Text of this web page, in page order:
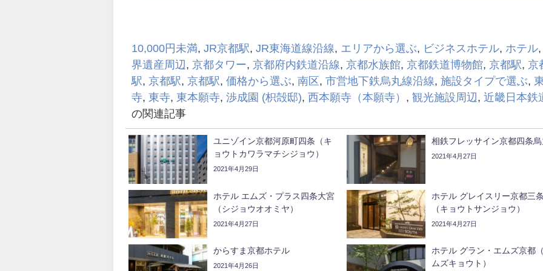
10,000円未満,JR京都駅,JR東海道線沿線, エリアから選ぶ, ビジネスホテル, ホテル
界遺産周辺 ,京都タワー,京都府内鉄道沿線,京都水族館,京都鉄道博物館,京都駅,京
駅,京都駅,京都駅,価格から選ぶ,南区 ,市営地下鉄烏丸線沿線,施設タイプで選ぶ,
寺, 東寺, 東本願寺,渉成園 (枳殻邸), 西本願寺（本願寺） ,観光施設周辺 ,近畿日本鉄
の関連記事
ユニゾイン京都河原町四条（キ
ョウトカワラマチシジョウ）
2021年4月29日
相鉄フレッサイン京都四条
2021年4月27日
ホテル エムズ・プラス四条大宮
（シジョウオオミヤ）
2021年4月27日
ホテル グレイスリー京都三
（キョウトサンジョウ）
2021年4月27日
からすま京都ホテル
2021年4月26日
ホテル グラン・エムズ京都
ムズキョウト）